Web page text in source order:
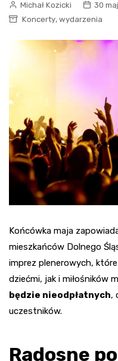
Michał Kozicki
30
Koncerty, wydarzenia
Końcówka maja
mieszkańców Dolnego
imprez plenerowych,
dziećmi, jak i miłośników
będzie nieodpłatnych,
uczestników.
Radosne